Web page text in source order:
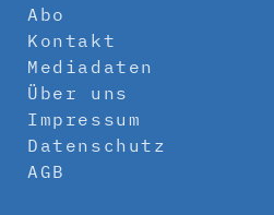
Abo
Kontakt
Mediadaten
Über uns
Impressum
Datenschutz
AGB